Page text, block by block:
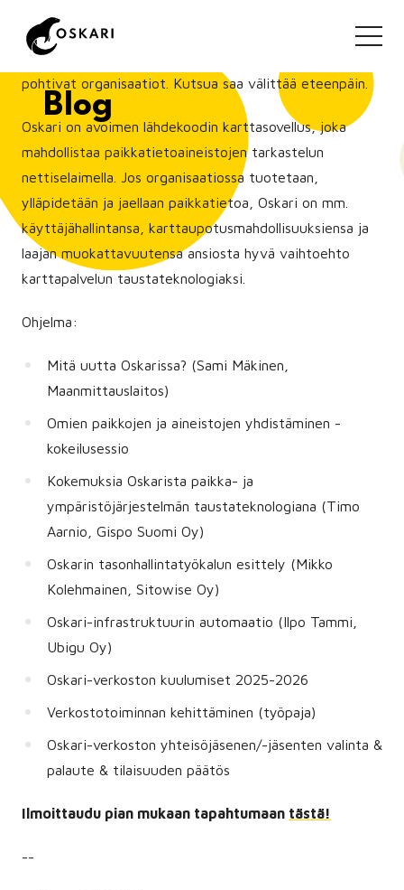
Blog
Tapahtumaan ovat tervetulleita Oskari-verkoston
jäsenet, kaikki Oskaria käyttävät sekä käyttöönottoa
pohtivat organisaatiot. Kutsua saa välittää eteenpäin.
Oskari on avoimen lähdekoodin karttasovellus, joka
mahdollistaa paikkatietoaineistojen tarkastelun
nettiselaimella. Jos organisaatiossa tuotetaan,
ylläpidetään ja jaellaan paikkatietoa, Oskari on mm.
käyttäjähallintansa, karttaupotusmahdollisuuksiensa ja
laajan muokattavuutensa ansiosta hyvä vaihtoehto
karttapalvelun taustateknologiaksi.
Ohjelma:
Mitä uutta Oskarissa? (Sami Mäkinen,
Maanmittauslaitos)
Omien paikkojen ja aineistojen yhdistäminen -
kokeilusessio
Kokemuksia Oskarista paikka- ja
ympäristöjärjestelmän taustateknologiana (Timo
Aarnio, Gispo Suomi Oy)
Oskarin tasonhallintatyökalun esittely (Mikko
Kolehmainen, Sitowise Oy)
Oskari-infrastruktuurin automaatio (Ilpo Tammi,
Ubigu Oy)
Oskari-verkoston kuulumiset 2025-2026
Verkostotoiminnan kehittäminen (työpaja)
Oskari-verkoston yhteisöjäsenen/-jäsenten valinta &
palaute & tilaisuuden päätös
Ilmoittaudu pian mukaan tapahtumaan tästä!
--